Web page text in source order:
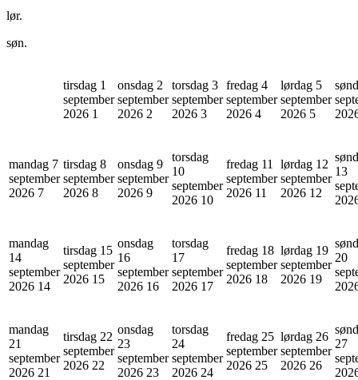
lør.
søn.
tirsdag 1
september
2026 1
onsdag 2
september
2026 2
torsdag 3
september
2026 3
fredag 4
september
2026 4
lørdag 5
september
2026 5
mandag 7
september
2026 7
tirsdag 8
september
2026 8
onsdag 9
september
2026 9
torsdag
10
september
2026 10
fredag 11
september
2026 11
lørdag 12
september
2026 12
13
mandag
14
september
2026 14
tirsdag 15
september
2026 15
onsdag
16
september
2026 16
torsdag
17
september
2026 17
fredag 18
september
2026 18
lørdag 19
september
2026 19
20
mandag
21
september
2026 21
tirsdag 22
september
2026 22
onsdag
23
september
2026 23
torsdag
24
september
2026 24
fredag 25
september
2026 25
lørdag 26
september
2026 26
27